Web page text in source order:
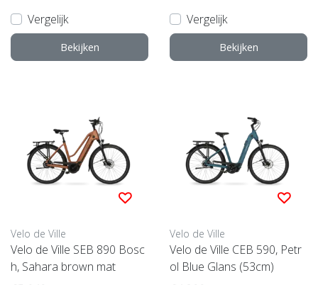
Vergelijk
Bekijken
Vergelijk
Bekijken
Velo de Ville
Velo de Ville SEB 890 Bosc
h, Sahara brown mat
Velo de Ville
Velo de Ville CEB 590, Petr
ol Blue Glans (53cm)